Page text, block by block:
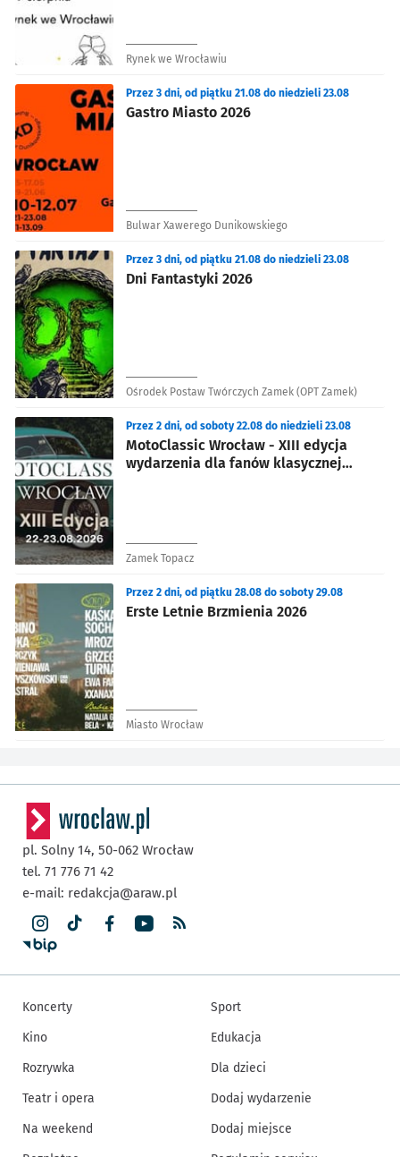
Rynek we Wrocławiu
Gastro Miasto 2026
Przez 3 dni, od piątku 21.08 do niedzieli 23.08
Bulwar Xawerego Dunikowskiego
Dni Fantastyki 2026
Przez 3 dni, od piątku 21.08 do niedzieli 23.08
Ośrodek Postaw Twórczych Zamek (OPT Zamek)
MotoClassic Wrocław - XIII edycja
wydarzenia dla fanów klasycznej
Przez 2 dni, od soboty 22.08 do niedzieli 23.08
Zamek Topacz
Erste Letnie Brzmienia 2026
Przez 2 dni, od piątku 28.08 do soboty 29.08
Miasto Wrocław
pl. Solny 14, 50-062 Wrocław
tel. 71 776 71 42
e-mail: redakcja@araw.pl
Koncerty
Kino
Rozrywka
Teatr i opera
Na weekend
Sport
Edukacja
Dla dzieci
Dodaj wydarzenie
Dodaj miejsce